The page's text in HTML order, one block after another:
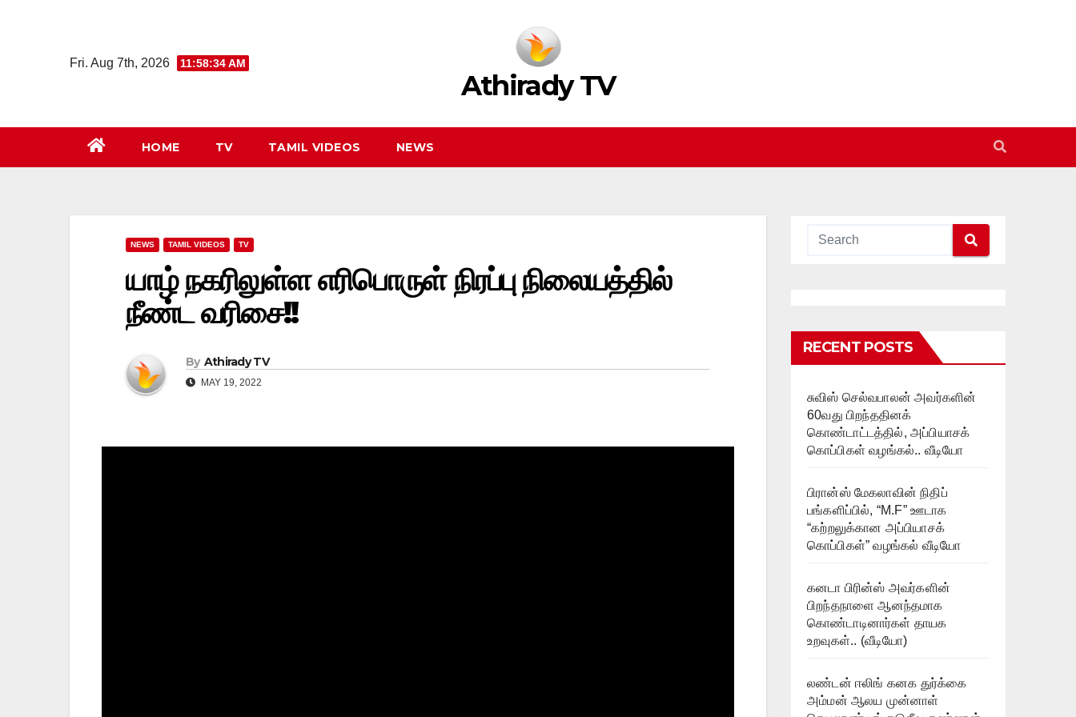
Fri. Aug 7th, 2026 11:58:35 AM
Athirady TV
HOME TV TAMIL VIDEOS NEWS
NEWS TAMIL VIDEOS TV
யாழ் நகரிலுள்ள எரிபொருள் நிரப்பு நிலையத்தில்
நீண்ட வரிசை!!
By Athirady TV
MAY 19, 2022
RECENT POSTS
சுவிஸ் செல்வபாலன் அவர்களின்
60வது பிறந்ததினக்
கொண்டாட்டத்தில், அப்பியாசக்
கொப்பிகள் வழங்கல்.. வீடியோ
பிரான்ஸ் மேகலாவின் நிதிப்
பங்களிப்பில், “M.F” ஊடாக
“கற்றலுக்கான அப்பியாசக்
கொப்பிகள்” வழங்கல் வீடியோ
கனடா பிரின்ஸ் அவர்களின்
பிறந்தநாளை ஆனந்தமாக
கொண்டாடினார்கள் தாயக
உறவுகள்.. (வீடியோ)
லண்டன் ஈலிங் கனக துர்க்கை
அம்மன் ஆலய முன்னாள்